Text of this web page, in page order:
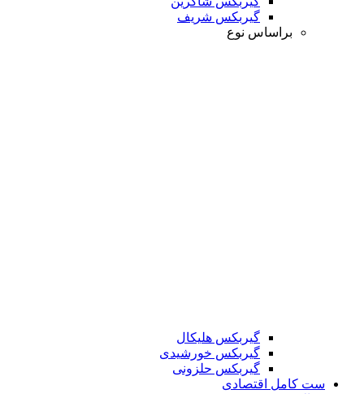
گیربکس شریف
براساس نوع
گیربکس هلیکال
گیربکس خورشیدی
گیربکس حلزونی
ست کامل اقتصادی